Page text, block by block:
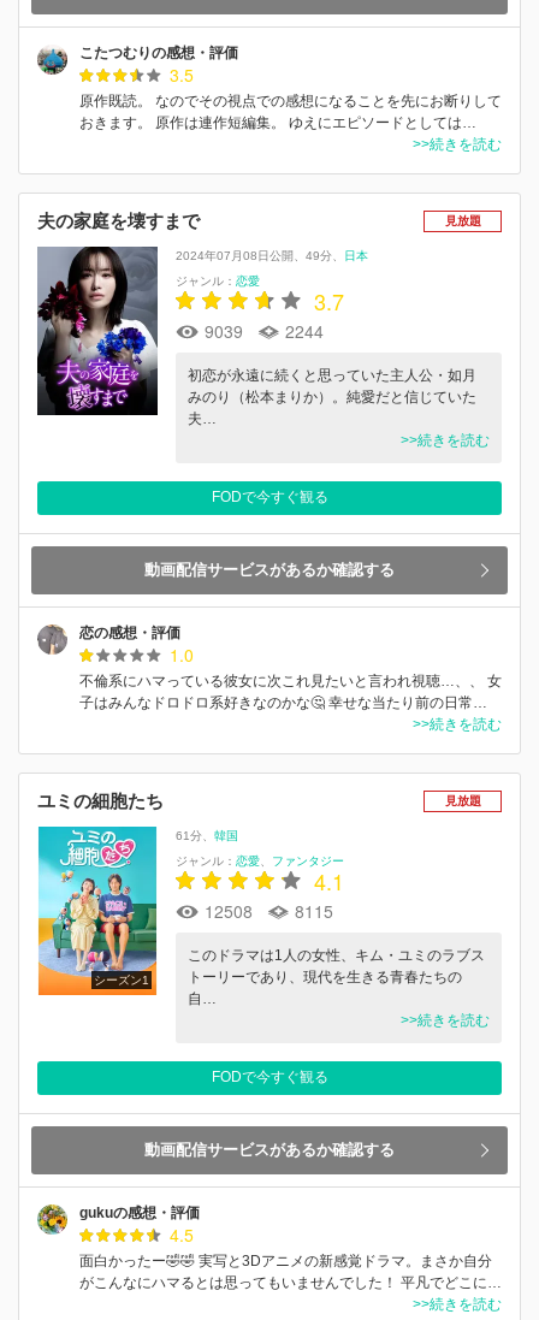
こたつむりの感想・評価
3.5
原作既読。 なのでその視点での感想になることを先にお断りして
おきます。 原作は連作短編集。 ゆえにエピソードとしては…
>>続きを読む
夫の家庭を壊すまで 見放題
2024年07月08日公開 49分
日本
ジャンル： 恋愛
3.7
9039 2244
初恋が永遠に続くと思っていた主人公・如月
みのり（松本まりか）。純愛だと信じていた
夫…
>>続きを読む
FODで今すぐ観る
動画配信サービスがあるか確認する
恋の感想・評価
1.0
不倫系にハマっている彼女に次これ見たいと言われ視聴…、、 女
子はみんなドロドロ系好きなのかな🤔 幸せな当たり前の日常…
>>続きを読む
ユミの細胞たち 見放題
シーズン1
61分
韓国
ジャンル： 恋愛 ファンタジー
4.1
12508 8115
このドラマは1人の女性、キム・ユミのラブス
トーリーであり、現代を生きる青春たちの
自…
>>続きを読む
FODで今すぐ観る
動画配信サービスがあるか確認する
gukuの感想・評価
4.5
面白かったー🤣🤣 実写と3Dアニメの新感覚ドラマ。まさか自分
がこんなにハマるとは思ってもいませんでした！ 平凡でどこに…
>>続きを読む